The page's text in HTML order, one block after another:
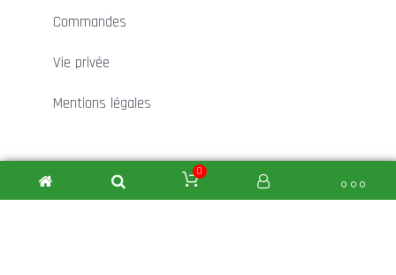
Commandes
Vie privée
Mentions légales
0